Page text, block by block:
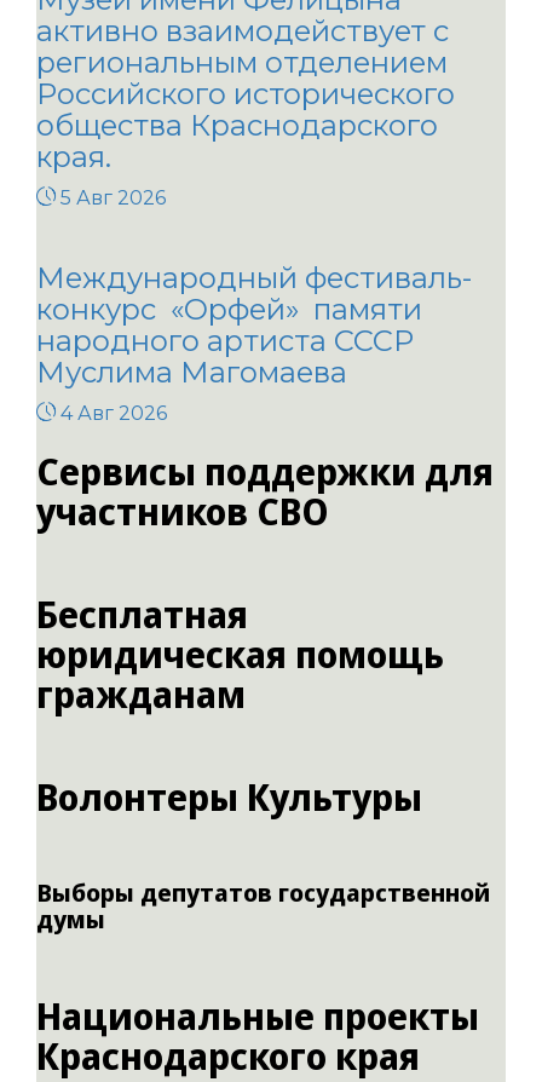
активно взаимодействует с
региональным отделением
Российского исторического
общества Краснодарского
края.
5 Авг 2026
Международный фестиваль-
конкурс «Орфей» памяти
народного артиста СССР
Муслима Магомаева
4 Авг 2026
Сервисы поддержки для
участников СВО
Бесплатная
юридическая помощь
гражданам
Волонтеры Культуры
Выборы депутатов государственной
думы
Национальные проекты
Краснодарского края